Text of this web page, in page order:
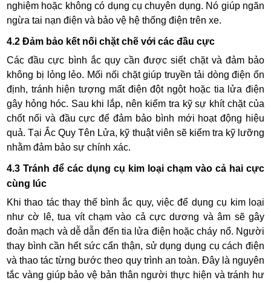
nghiệm hoặc không có dụng cụ chuyên dụng. Nó giúp ngăn
ngừa tai nạn điện và bảo vệ hệ thống điện trên xe.
4.2 Đảm bảo kết nối chặt chẽ với các đầu cực
Các đầu cực bình ắc quy cần được siết chặt và đảm bảo
không bị lỏng lẻo. Mối nối chặt giúp truyền tải dòng điện ổn
định, tránh hiện tượng mất điện đột ngột hoặc tia lửa điện
gây hỏng hóc. Sau khi lắp, nên kiểm tra kỹ sự khít chặt của
chốt nối và đầu cực để đảm bảo bình mới hoạt động hiệu
quả. Tại Ắc Quy Tên Lửa, kỹ thuật viên sẽ kiểm tra kỹ lưỡng
nhằm đảm bảo sự chính xác.
4.3 Tránh để các dụng cụ kim loại chạm vào cả hai cực
cùng lúc
Khi thao tác thay thế bình ắc quy, việc để dụng cụ kim loại
như cờ lê, tua vít chạm vào cả cực dương và âm sẽ gây
đoản mạch và dễ dẫn đến tia lửa điện hoặc cháy nổ. Người
thay bình cần hết sức cẩn thận, sử dụng dụng cụ cách điện
và thao tác từng bước theo quy trình an toàn. Đây là nguyên
tắc vàng giúp bảo vệ bản thân người thực hiện và tránh hư